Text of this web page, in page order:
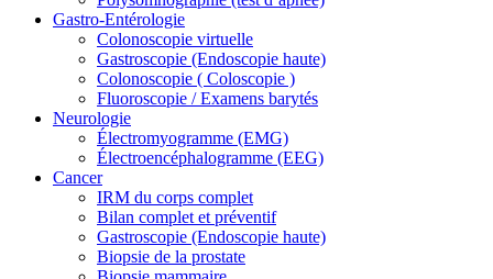
Gastro-Entérologie
Colonoscopie virtuelle
Gastroscopie (Endoscopie haute)
Colonoscopie ( Coloscopie )
Fluoroscopie / Examens barytés
Neurologie
Électromyogramme (EMG)
Électroencéphalogramme (EEG)
Cancer
IRM du corps complet
Bilan complet et préventif
Gastroscopie (Endoscopie haute)
Biopsie de la prostate